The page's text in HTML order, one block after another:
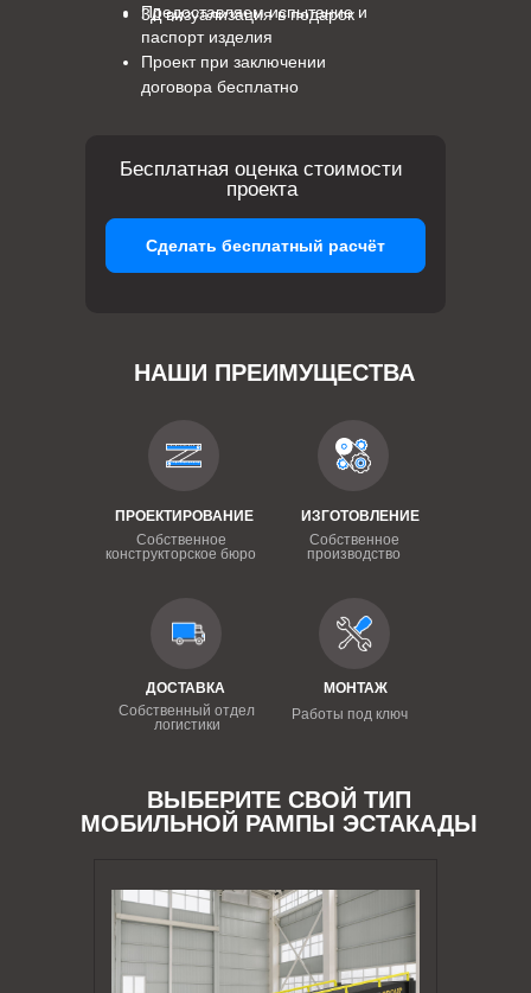
Предоставляем испытание и
паспорт изделия
Проект при заключении
договора бесплатно
3Д визуализация в подарок
НАШИ ПРЕИМУЩЕСТВА
ПРОЕКТИРОВАНИЕ
Собственное
конструкторское бюро
ИЗГОТОВЛЕНИЕ
Собственное
производство
ДОСТАВКА
Собственный отдел
логистики
МОНТАЖ
Работы под ключ
Бесплатная оценка стоимости
проекта
Сделать бесплатный расчёт
ВЫБЕРИТЕ СВОЙ ТИП
МОБИЛЬНОЙ РАМПЫ ЭСТАКАДЫ